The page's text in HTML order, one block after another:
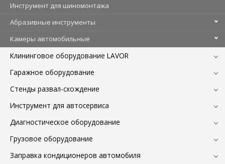
Инструмент для шиномонтажа
Абразивные инструменты
Камеры автомобильные
Клининговое оборудование LAVOR
Гаражное оборудование
Стенды развал-схождение
Инструмент для автосервиса
Диагностическое оборудование
Грузовое оборудование
Заправка кондиционеров автомобиля